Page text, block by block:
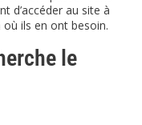
d’accéder au site à
ils en ont besoin.
le